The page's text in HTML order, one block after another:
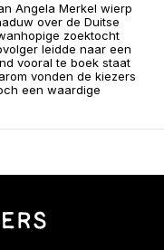
Angela Merkel wierp
over de Duitse
zoektocht
leidde naar een
vooral te boek staat
vonden de kiezers
een waardige